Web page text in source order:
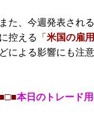
また、今週発表される
に控える「 米国の雇
どによる影響にも注意
■□■本日のトレード